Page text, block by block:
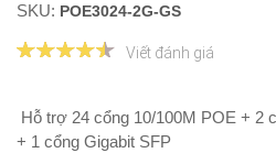
SKU: POE3024-2G-GS
Viết đánh giá
Hỗ trợ 24 cổng 10/100M POE + 2
+ 1 cổng Gigabit SFP